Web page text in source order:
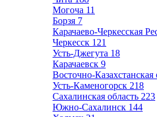
Могоча 11
Борзя 7
Карачаево-Черкесская
Черкесск 121
Усть-Джегута 18
Карачаевск 9
Восточно-Казахстанская
Усть-Каменогорск 218
Сахалинская область 223
Южно-Сахалинск 144